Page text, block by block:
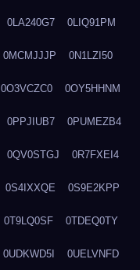
0LA240G7 0LIQ91PM
0MCMJJJP 0N1LZI50
0O3VCZC0 0OY5HHNM
0PPJIUB7 0PUMEZB4
0QV0STGJ 0R7FXEI4
0S4IXXQE 0S9E2KPP
0T9LQ0SF 0TDEQ0TY
0UDKWD5I 0UELVNFD